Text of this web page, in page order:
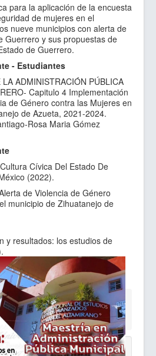
para la aplicación de la encuesta
de mujeres en el
nueve municipios con alerta de
Guerrero y sus propuestas de
de Guerrero.
- Estudiantes
ADMINISTRACIÓN PÚBLICA
Capitulo 4 Implementación
de Género contra las Mujeres en
de Azueta, 2021-2024.
Rosa Maria Gómez
Cívica Del Estado De
(2022).
de Violencia de Género
municipio de Zihuatanejo de
y resultados: los estudios de
a la izquierda y circulación de
mexicano. México (2021).
Núcleo Académico
Saavedra